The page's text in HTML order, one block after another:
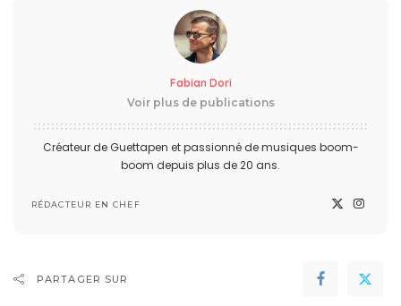
Fabian Dori
Voir plus de publications
Créateur de Guettapen et passionné de musiques boom-
boom depuis plus de 20 ans.
RÉDACTEUR EN CHEF
PARTAGER SUR